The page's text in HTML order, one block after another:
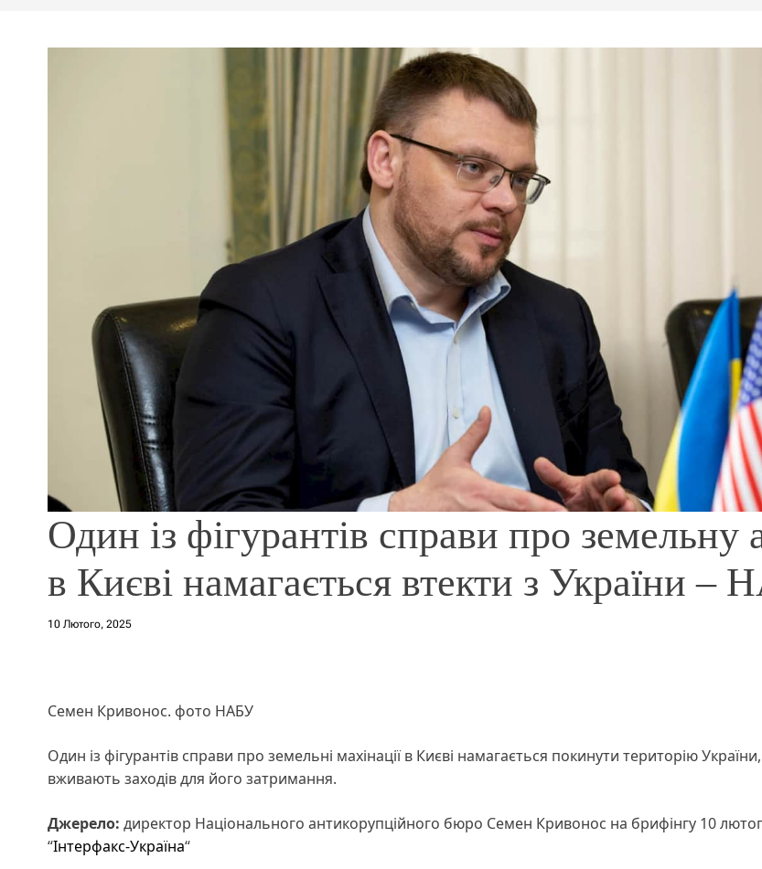
Один із фігурантів справи про земельну
в Києві намагається втекти з України –
10 Лютого, 2025
Семен Кривонос. фото НАБУ
Один із фігурантів справи про земельні махінації в Києві намагається покинути територію
вживають заходів для його затримання.
Джерело: директор Національного антикорупційного бюро Семен Кривонос на брифінгу 10
“Інтерфакс-Україна“